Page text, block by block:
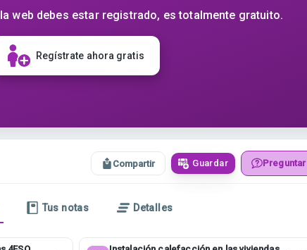
la web debes estar registrado, es totalmente gratuito.
Regístrate ahora gratis
Compartir Guardar Preguntar
Tus notas Detalles